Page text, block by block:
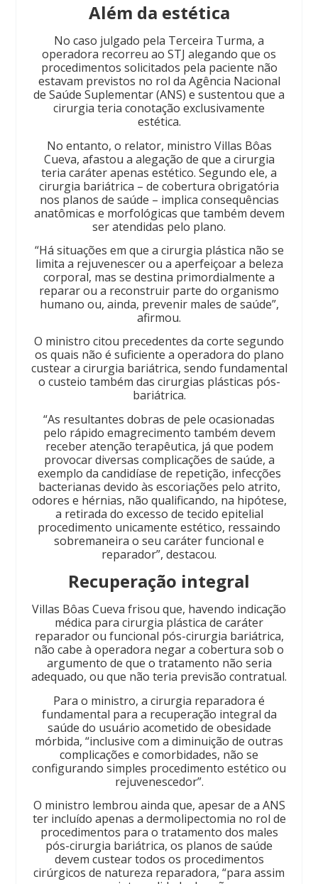
Além da estética
No caso julgado pela Terceira Turma, a
operadora recorreu ao STJ alegando que os
procedimentos solicitados pela paciente não
estavam previstos no rol da Agência Nacional
de Saúde Suplementar (ANS) e sustentou que a
cirurgia teria conotação exclusivamente
estética.
No entanto, o relator, ministro Villas Bôas
Cueva, afastou a alegação de que a cirurgia
teria caráter apenas estético. Segundo ele, a
cirurgia bariátrica – de cobertura obrigatória
nos planos de saúde – implica consequências
anatômicas e morfológicas que também devem
ser atendidas pelo plano.
“Há situações em que a cirurgia plástica não se
limita a rejuvenescer ou a aperfeiçoar a beleza
corporal, mas se destina primordialmente a
reparar ou a reconstruir parte do organismo
humano ou, ainda, prevenir males de saúde”,
afirmou.
O ministro citou precedentes da corte segundo
os quais não é suficiente a operadora do plano
custear a cirurgia bariátrica, sendo fundamental
o custeio também das cirurgias plásticas pós-
bariátrica.
“As resultantes dobras de pele ocasionadas
pelo rápido emagrecimento também devem
receber atenção terapêutica, já que podem
provocar diversas complicações de saúde, a
exemplo da candidíase de repetição, infecções
bacterianas devido às escoriações pelo atrito,
odores e hérnias, não qualificando, na hipótese,
a retirada do excesso de tecido epitelial
procedimento unicamente estético, ressaindo
sobremaneira o seu caráter funcional e
reparador”, destacou.
Recuperação integral
Villas Bôas Cueva frisou que, havendo indicação
médica para cirurgia plástica de caráter
reparador ou funcional pós-cirurgia bariátrica,
não cabe à operadora negar a cobertura sob o
argumento de que o tratamento não seria
adequado, ou que não teria previsão contratual.
Para o ministro, a cirurgia reparadora é
fundamental para a recuperação integral da
saúde do usuário acometido de obesidade
mórbida, “inclusive com a diminuição de outras
complicações e comorbidades, não se
configurando simples procedimento estético ou
rejuvenescedor”.
O ministro lembrou ainda que, apesar de a ANS
ter incluído apenas a dermolipectomia no rol de
procedimentos para o tratamento dos males
pós-cirurgia bariátrica, os planos de saúde
devem custear todos os procedimentos
cirúrgicos de natureza reparadora, “para assim